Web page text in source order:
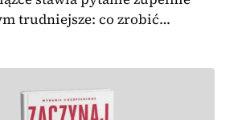
trudniejsze: co zrobić…